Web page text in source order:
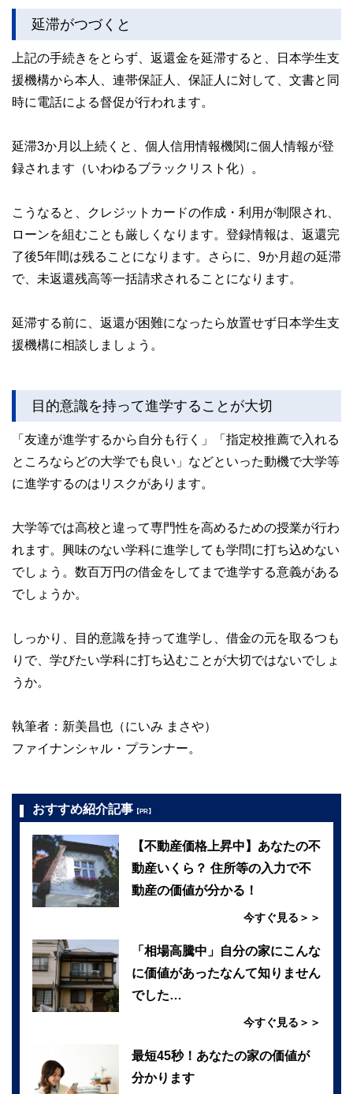
延滞がつづくと
上記の手続きをとらず、返還金を延滞すると、日本学生支
援機構から本人、連帯保証人、保証人に対して、文書と同
時に電話による督促が行われます。
延滞3か月以上続くと、個人信用情報機関に個人情報が登
録されます（いわゆるブラックリスト化）。
こうなると、クレジットカードの作成・利用が制限され、
ローンを組むことも厳しくなります。登録情報は、返還完
了後5年間は残ることになります。さらに、9か月超の延滞
で、未返還残高等一括請求されることになります。
延滞する前に、返還が困難になったら放置せず日本学生支
援機構に相談しましょう。
目的意識を持って進学することが大切
「友達が進学するから自分も行く」「指定校推薦で入れる
ところならどの大学でも良い」などといった動機で大学等
に進学するのはリスクがあります。
大学等では高校と違って専門性を高めるための授業が行わ
れます。興味のない学科に進学しても学問に打ち込めない
でしょう。数百万円の借金をしてまで進学する意義がある
でしょうか。
しっかり、目的意識を持って進学し、借金の元を取るつも
りで、学びたい学科に打ち込むことが大切ではないでしょ
うか。
執筆者：新美昌也（にいみ まさや）
ファイナンシャル・プランナー。
おすすめ紹介記事 【PR】
【不動産価格上昇中】あなたの不
動産いくら？ 住所等の入力で不
動産の価値が分かる！
今すぐ見る＞＞
「相場高騰中」自分の家にこんな
に価値があったなんて知りません
でした…
今すぐ見る＞＞
最短45秒！あなたの家の価値が
分かります